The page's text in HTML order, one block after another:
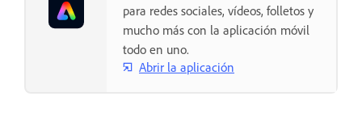
para redes sociales, vídeos, folletos y
mucho más con la aplicación móvil
todo en uno.
Abrir la aplicación